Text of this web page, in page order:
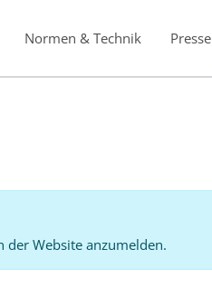
Normen & Technik Presse
der Website anzumelden.